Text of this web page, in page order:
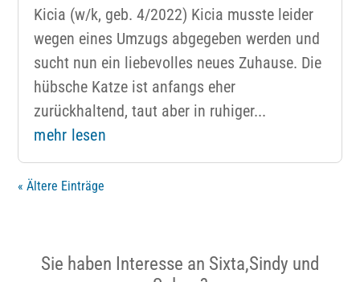
Kicia (w/k, geb. 4/2022) Kicia musste leider
wegen eines Umzugs abgegeben werden und
sucht nun ein liebevolles neues Zuhause. Die
hübsche Katze ist anfangs eher
zurückhaltend, taut aber in ruhiger...
mehr lesen
« Ältere Einträge
Sie haben Interesse an Sixta,Sindy und